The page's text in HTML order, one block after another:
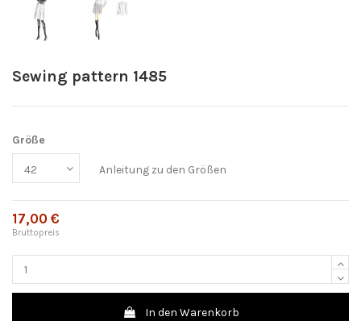
Sewing pattern 1485
Größe
Anleitung zu den Größen
17,00 €
Bruttopreis
In den Warenkorb